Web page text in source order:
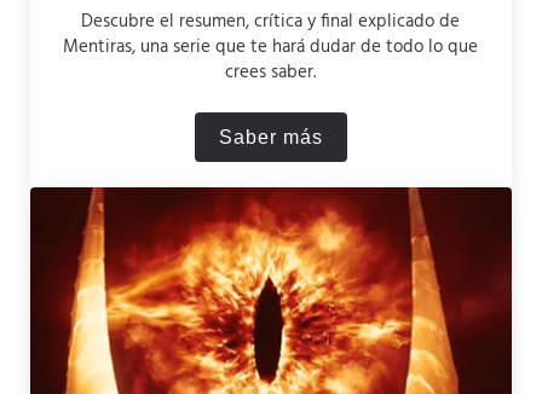
Descubre el resumen, crítica y final explicado de
Mentiras, una serie que te hará dudar de todo lo que
crees saber.
Saber másMentiras: Resumen,